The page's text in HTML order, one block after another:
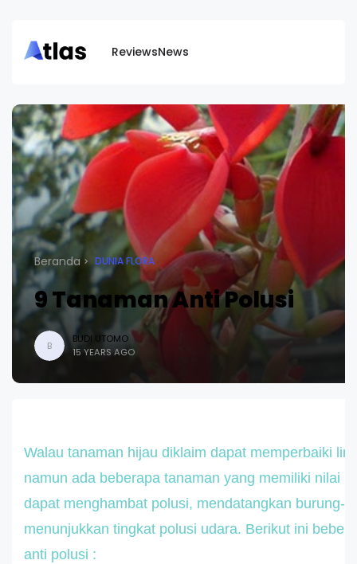
ReviewsNews
Beranda DUNIA FLORA
9 Tanaman Anti Polusi
B
BUDI UTOMO
15 YEARS AGO
Walau tanaman hijau diklaim dapat memperbaiki
namun ada beberapa tanaman yang memiliki nilai
dapat menghambat polusi, mendatangkan burung-
menunjukkan tingkat polusi udara. Berikut ini
anti polusi :